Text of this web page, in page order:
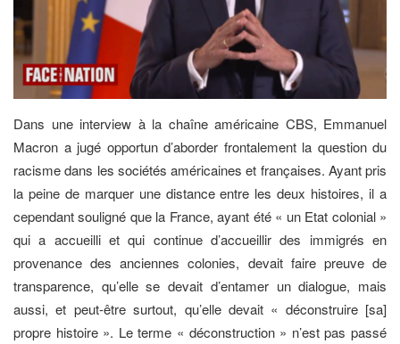
Dans une interview à la chaîne américaine CBS, Emmanuel
Macron a jugé opportun d’aborder frontalement la question du
racisme dans les sociétés américaines et françaises. Ayant pris
la peine de marquer une distance entre les deux histoires, il a
cependant souligné que la France, ayant été « un Etat colonial »
qui a accueilli et qui continue d’accueillir des immigrés en
provenance des anciennes colonies, devait faire preuve de
transparence, qu’elle se devait d’entamer un dialogue, mais
aussi, et peut-être surtout, qu’elle devait « déconstruire [sa]
propre histoire ». Le terme « déconstruction » n’est pas passé